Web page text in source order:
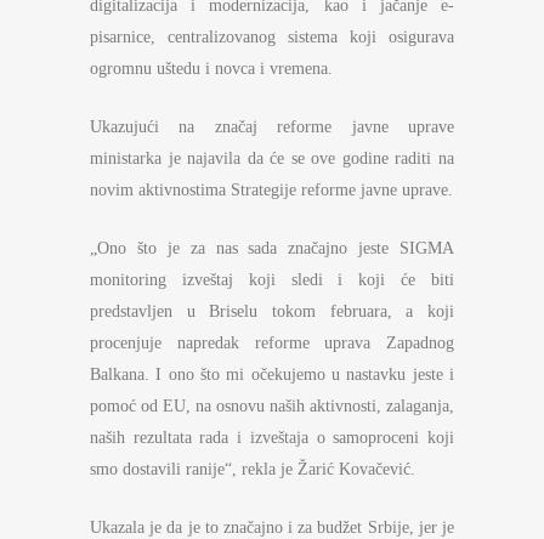
digitalizacija i modernizacija, kao i jačanje e-
pisarnice, centralizovanog sistema koji osigurava
ogromnu uštedu i novca i vremena.
Ukazujući na značaj reforme javne uprave
ministarka je najavila da će se ove godine raditi na
novim aktivnostima Strategije reforme javne uprave.
„Ono što je za nas sada značajno jeste SIGMA
monitoring izveštaj koji sledi i koji će biti
predstavljen u Briselu tokom februara, a koji
procenjuje napredak reforme uprava Zapadnog
Balkana. I ono što mi očekujemo u nastavku jeste i
pomoć od EU, na osnovu naših aktivnosti, zalaganja,
naših rezultata rada i izveštaja o samoproceni koji
smo dostavili ranije“, rekla je Žarić Kovačević.
Ukazala je da je to značajno i za budžet Srbije, jer je